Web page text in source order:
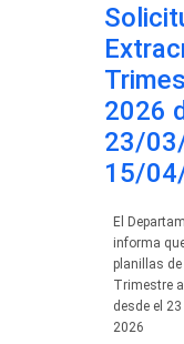
2026
23/
15/
El
informa
planillas
Trimestre
desde el
2026